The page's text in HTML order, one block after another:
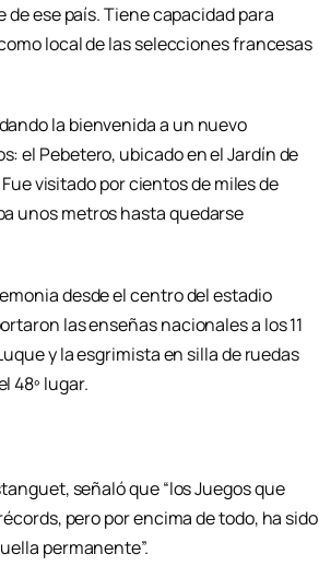
ese país. Tiene capacidad para
local de las selecciones francesas
la bienvenida a un nuevo
el Pebetero, ubicado en el Jardín de
visitado por cientos de miles de
unos metros hasta quedarse
desde el centro del estadio
las enseñas nacionales a los 11
y la esgrimista en silla de ruedas
48º lugar.
señaló que “los Juegos que
pero por encima de todo, ha sido
permanente”.